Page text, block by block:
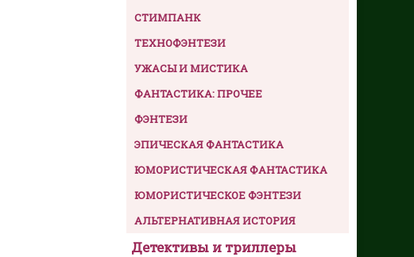
СТИМПАНК
ТЕХНОФЭНТЕЗИ
УЖАСЫ И МИСТИКА
ФАНТАСТИКА: ПРОЧЕЕ
ФЭНТЕЗИ
ЭПИЧЕСКАЯ ФАНТАСТИКА
ЮМОРИСТИЧЕСКАЯ ФАНТАСТИКА
ЮМОРИСТИЧЕСКОЕ ФЭНТЕЗИ
АЛЬТЕРНАТИВНАЯ ИСТОРИЯ
Детективы и триллеры